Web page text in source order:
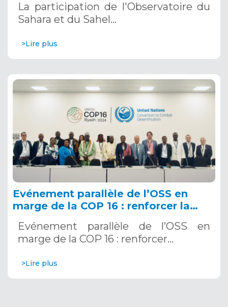
Saoudite
La participation de l'Observatoire du
Sahara et du Sahel…
>Lire plus
Evénement parallèle de l’OSS en
marge de la COP 16 : renforcer la
Systèmes d’Alerte Précoce
Multirisques. 12 décembre 2024
Evénement parallèle de l’OSS en
marge de la COP 16 : renforcer…
>Lire plus